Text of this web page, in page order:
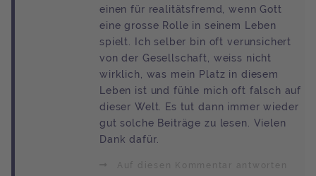
einen für realitätsfremd, wenn Gott
eine grosse Rolle in seinem Leben
spielt. Ich selber bin oft verunsichert
von der Gesellschaft, weiss nicht
wirklich, was mein Platz in diesem
Leben ist und fühle mich oft falsch auf
dieser Welt. Es tut dann immer wieder
gut solche Beiträge zu lesen. Vielen
Dank dafür.
Auf diesen Kommentar antworten